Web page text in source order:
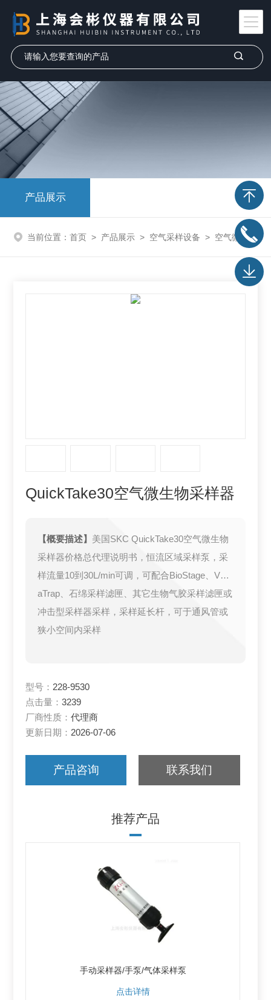
产品展示
当前位置： 首页 > 产品展示 > 空气采样设备 > 空气微生物采样器
QuickTake30空气微生物采样器
【概要描述】 美国SKC QuickTake30空气微生物
采样器价格总代理说明书，恒流区域采样泵，采
样流量10到30L/min可调，可配合BioStage、Vers
aTrap、石绵采样滤匣、其它生物气胶采样滤匣或
冲击型采样器采样，采样延长杆，可于通风管或
狭小空间内采样
型号： 228-9530
点击量：3239
厂商性质：代理商
更新日期： 2026-07-06
产品咨询 联系我们
推荐产品
手动采样器/手泵/气体采样泵
点击详情